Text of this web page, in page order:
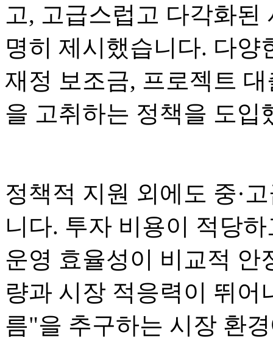
고, 고급스럽고 다각화된
명히 제시했습니다. 다
재정 보조금, 프로젝트
을 고취하는 정책을 도입
정책적 지원 외에도 중·
니다. 투자 비용이 적당
운영 효율성이 비교적 안
량과 시장 적응력이 뛰
름"을 추구하는 시장 환